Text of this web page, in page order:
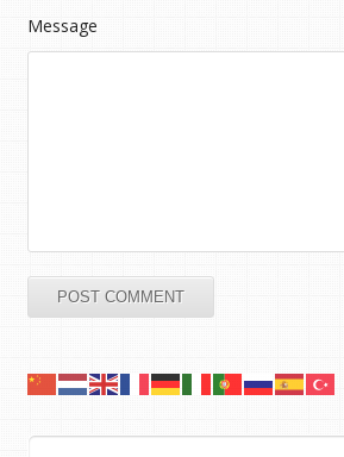
Message
Arama: